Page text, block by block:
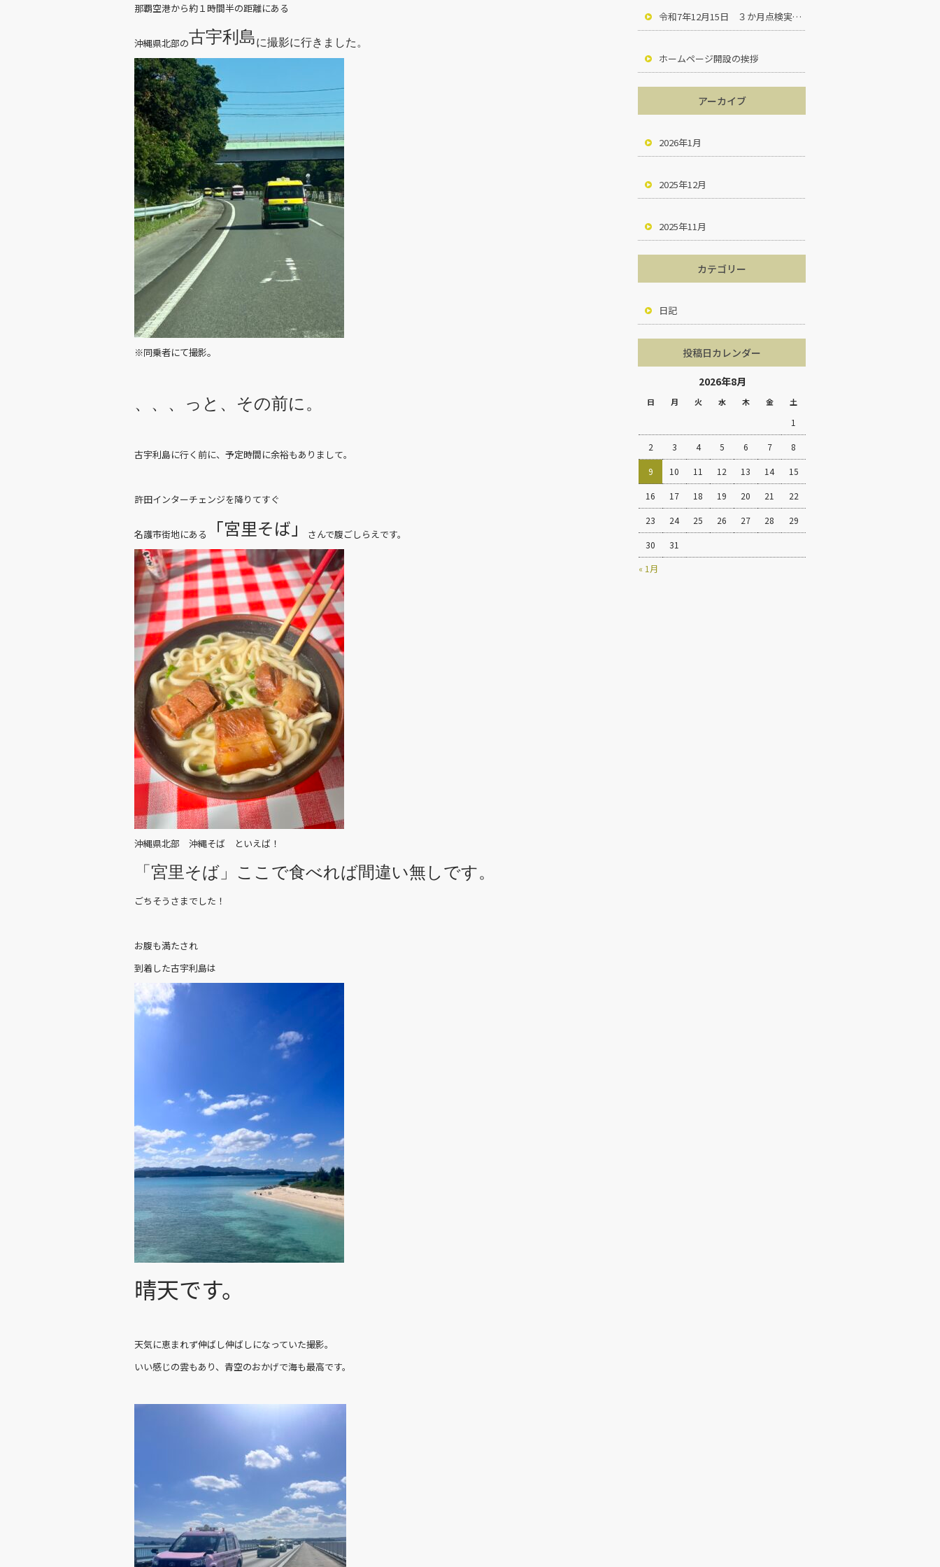
那覇空港から約１時間半の距離にある
沖縄県北部の古宇利島に撮影に行きました。
※同乗者にて撮影。
、、、っと、その前に。
古宇利島に行く前に、予定時間に余裕もありまして。
許田インターチェンジを降りてすぐ
名護市街地にある 「宮里そば」 さんで腹ごしらえです。
沖縄県北部 沖縄そば といえば！
「宮里そば」ここで食べれば間違い無しです。
ごちそうさまでした！
お腹も満たされ
到着した古宇利島は
晴天です。
天気に恵まれず伸ばし伸ばしになっていた撮影。
いい感じの雲もあり、青空のおかげで海も最高です。
令和7年12月15日 ３か月点検実施。
ホームページ開設の挨拶
アーカイブ
2026年1月
2025年12月
2025年11月
カテゴリー
日記
投稿日カレンダー
2026年8月
日 月 火 水 木 金 土
« 1月
1
2 3 4 5 6 7 8
9 10 11 12 13 14 15
16 17 18 19 20 21 22
23 24 25 26 27 28 29
30 31